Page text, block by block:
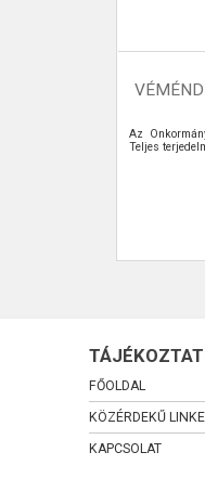
Az
Teljes
FŐOLDAL
KÖZÉRDEKŰ
KAPCSOLAT